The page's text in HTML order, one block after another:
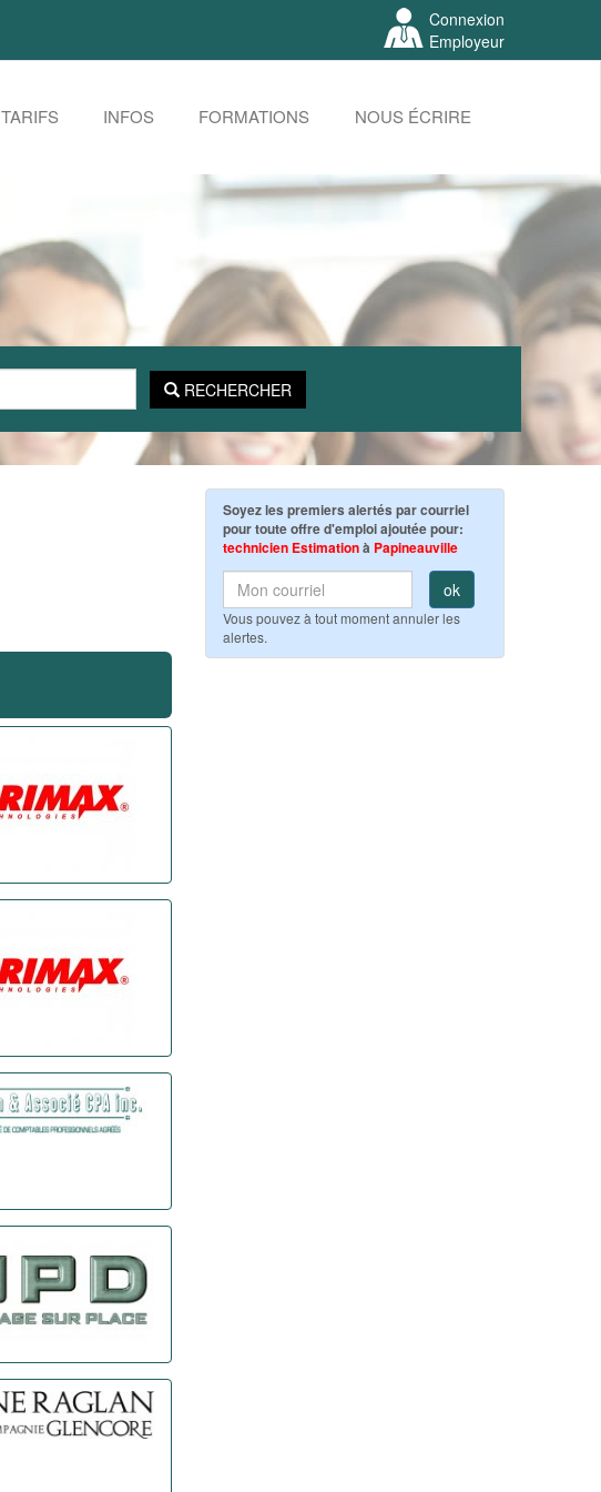
Connexion
Employeur
TARIFS INFOS FORMATIONS NOUS ÉCRIRE
RECHERCHER
Soyez les premiers alertés par courriel
pour toute offre d'emploi ajoutée pour:
technicien Estimationà Papineauville
ok
Vous pouvez à tout moment annuler les
alertes.